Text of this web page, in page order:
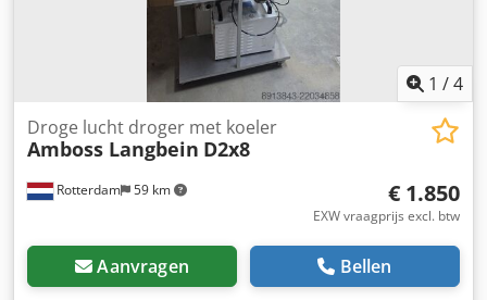
1 /4
Rotterdam 59 km
Droge lucht droger met koeler
Amboss Langbein D2x8
€ 1.850
EXW vraagprijs excl. btw
Aanvragen Bellen